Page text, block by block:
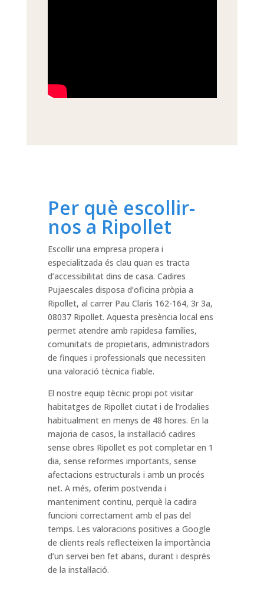
Per què escollir-
nos a Ripollet
Escollir una empresa propera i
especialitzada és clau quan es tracta
d’accessibilitat dins de casa. Cadires
Pujaescales disposa d’oficina pròpia a
Ripollet, al carrer Pau Claris 162-164, 3r 3a,
08037 Ripollet. Aquesta presència local ens
permet atendre amb rapidesa famílies,
comunitats de propietaris, administradors
de finques i professionals que necessiten
una valoració tècnica fiable.
El nostre equip tècnic propi pot visitar
habitatges de Ripollet ciutat i de l’rodalies
habitualment en menys de 48 hores. En la
majoria de casos, la instal·lació cadires
sense obres Ripollet es pot completar en 1
dia, sense reformes importants, sense
afectacions estructurals i amb un procés
net. A més, oferim postvenda i
manteniment continu, perquè la cadira
funcioni correctament amb el pas del
temps. Les valoracions positives a Google
de clients reals reflecteixen la importància
d’un servei ben fet abans, durant i després
de la instal·lació.